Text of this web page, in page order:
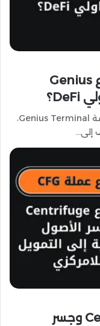
عملة GENIUS | ما هو مشروع Genius
تعد عملة GENIUS المحرك الرئيسي لمنصة Genius Terminal،
إلى…
عملة CFG | مشروع Centrifuge وجسر